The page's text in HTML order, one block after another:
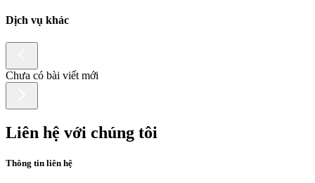
Dịch vụ khác
Chưa có bài viết mới
Liên hệ với chúng tôi
Thông tin liên hệ